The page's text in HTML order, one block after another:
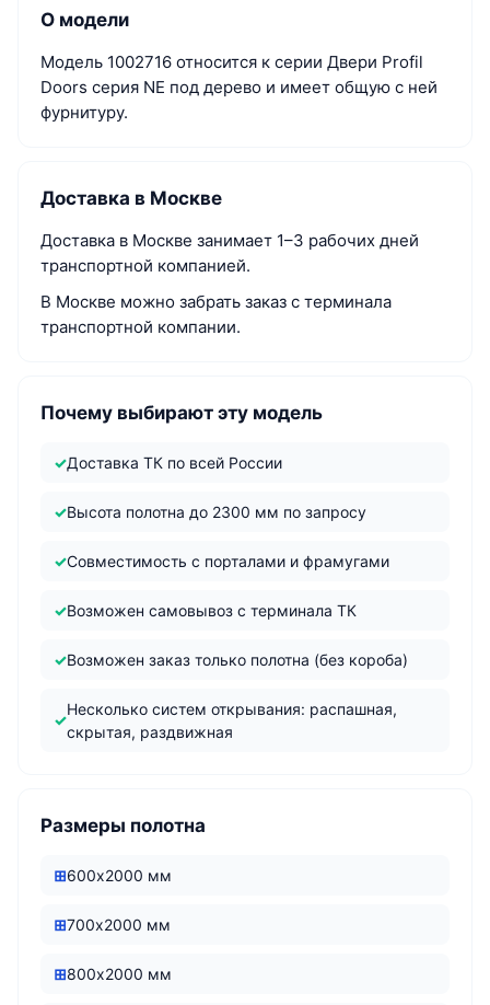
О модели
Модель 1002716 относится к серии Двери Profil
Doors серия NE под дерево и имеет общую с ней
фурнитуру.
Доставка в Москве
Доставка в Москве занимает 1–3 рабочих дней
транспортной компанией.
В Москве можно забрать заказ с терминала
транспортной компании.
Почему выбирают эту модель
Доставка ТК по всей России
Высота полотна до 2300 мм по запросу
Совместимость с порталами и фрамугами
Возможен самовывоз с терминала ТК
Возможен заказ только полотна (без короба)
Несколько систем открывания: распашная,
скрытая, раздвижная
Размеры полотна
600х2000 мм
700х2000 мм
800х2000 мм